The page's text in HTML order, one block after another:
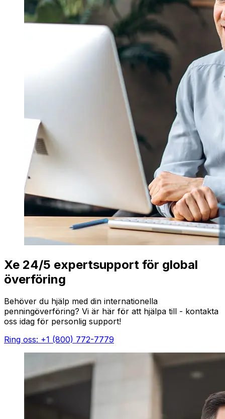
Xe 24/5 expertsupport för global
överföring
Behöver du hjälp med din internationella
penningöverföring? Vi är här för att hjälpa till - kontakta
oss idag för personlig support!
Ring oss: +1 (800) 772-7779